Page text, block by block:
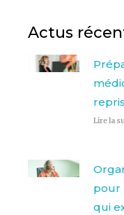
Actus
Lire la
pour
qui